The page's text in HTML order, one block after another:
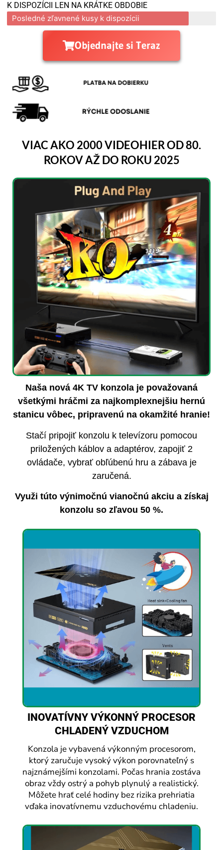
K DISPOZÍCII LEN NA KRÁTKE OBDOBIE
Posledné zľavnené kusy k dispozícii
Objednajte si Teraz
VIAC AKO 2000 VIDEOHIER OD 80.
ROKOV AŽ DO ROKU 2025
Naša nová 4K TV konzola je považovaná
všetkými hráčmi za najkomplexnejšiu hernú
stanicu vôbec, pripravenú na okamžité hranie!
Stačí pripojiť konzolu k televízoru pomocou
priložených káblov a adaptérov, zapojiť 2
ovládače, vybrať obľúbenú hru a zábava je
zaručená.
Využi túto výnimočnú vianočnú akciu a získaj
konzolu so zľavou 50 %.
INOVATÍVNY VÝKONNÝ PROCESOR
CHLADENÝ VZDUCHOM
Konzola je vybavená výkonným procesorom,
ktorý zaručuje vysoký výkon porovnateľný s
najznámejšími konzolami. Počas hrania zostáva
obraz vždy ostrý a pohyb plynulý a realistický.
Môžete hrať celé hodiny bez rizika prehriatia
vďaka inovatívnemu vzduchovému chladeniu.